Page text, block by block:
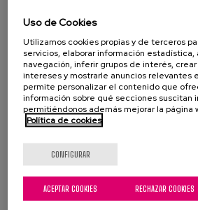
experiences in the
technology help?
Año:2009
Autor:Buiza, C., Facal, D,
Martínez, V.
Etiquetas:
cognitiva,Nuevas Tecnologías
asistencia
Uso de Cookies
Utilizamos cookies propias y de terceros
servicios, elaborar información estadística,
navegación, inferir grupos de interés,
intereses y mostrarle anuncios relevantes
permite personalizar el contenido que
información sobre qué secciones suscitan
permitiéndonos además mejorar la página
Política de cookies
CONFIGURAR
RECHAZAR COOKIES
ACEPTAR COOKIES